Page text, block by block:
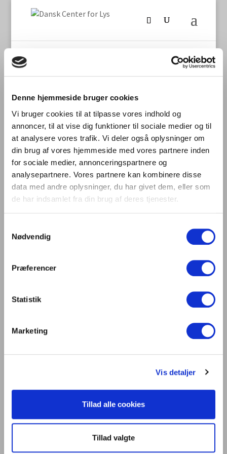
Denne hjemmeside bruger cookies
Vi bruger cookies til at tilpasse vores indhold og
annoncer, til at vise dig funktioner til sociale medier og til
at analysere vores trafik. Vi deler også oplysninger om
din brug af vores hjemmeside med vores partnere inden
for sociale medier, annonceringspartnere og
analysepartnere. Vores partnere kan kombinere disse
data med andre oplysninger, du har givet dem, eller som
de har indsamlet fra din brug af deres tjenester.
Nødvendig
Præferencer
Statistik
Marketing
Vis detaljer
Tillad alle cookies
Tillad valgte
Seneste nyt
International laboratoriesammenligning vedr.
måling af TLM/flimmer fra LED-produkter
Stort dansk aftryk på international
laboratoriesammenligning
Dynamisk belysning skal styrke trivsel og
bundlinje
centrum på Light + Building 2026
Kontakt os
C/O Niels Knudsen
Bernhard Bangs Alle 8, 2. 51
Om Dansk Center for Lys